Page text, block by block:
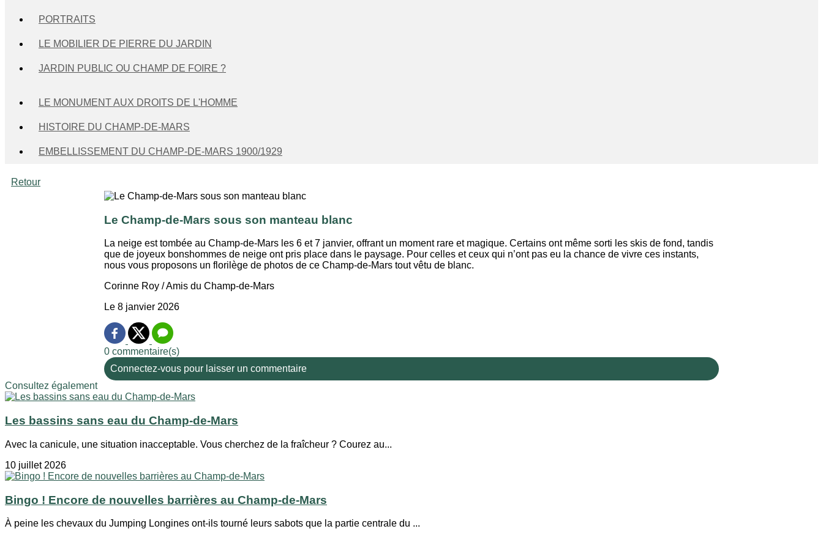
PORTRAITS
LE MOBILIER DE PIERRE DU JARDIN
JARDIN PUBLIC OU CHAMP DE FOIRE ?
LE MONUMENT AUX DROITS DE L'HOMME
HISTOIRE DU CHAMP-DE-MARS
EMBELLISSEMENT DU CHAMP-DE-MARS 1900/1929
Retour
Le Champ-de-Mars sous son manteau blanc
La neige est tombée au Champ-de-Mars les 6 et 7 janvier, offrant un moment rare et magique. Certains ont même sorti les skis de fond, tandis
que de joyeux bonshommes de neige ont pris place dans le paysage. Pour celles et ceux qui n’ont pas eu la chance de vivre ces instants,
nous vous proposons un florilège de photos de ce Champ-de-Mars tout vêtu de blanc.
Corinne Roy / Amis du Champ-de-Mars
Le 8 janvier 2026
0 commentaire(s)
Connectez-vous pour laisser un commentaire
Consultez également
Les bassins sans eau du Champ-de-Mars
Avec la canicule, une situation inacceptable. Vous cherchez de la fraîcheur ? Courez au...
10 juillet 2026
Bingo ! Encore de nouvelles barrières au Champ-de-Mars
À peine les chevaux du Jumping Longines ont-ils tourné leurs sabots que la partie centrale du ...